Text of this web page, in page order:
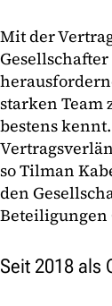
Mit der
starken Team
bestens
so Tilman
den
Beteiligungen
Seit 2018 als